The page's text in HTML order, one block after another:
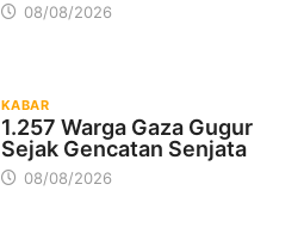
08/08/2026
KABAR
1.257 Warga Gaza Gugur
Sejak Gencatan Senjata
08/08/2026